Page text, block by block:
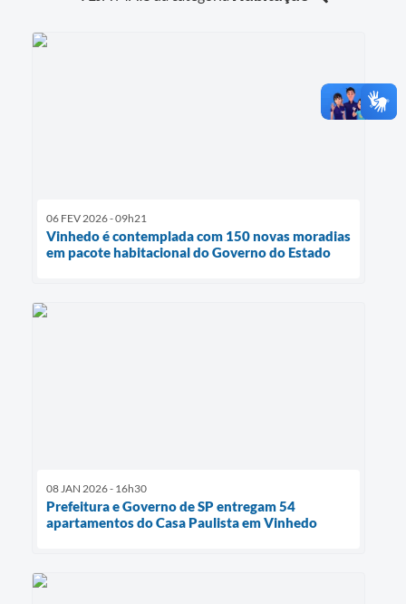
06 FEV 2026 - 09h21
Vinhedo é contemplada com 150 novas moradias
em pacote habitacional do Governo do Estado
08 JAN 2026 - 16h30
Prefeitura e Governo de SP entregam 54
apartamentos do Casa Paulista em Vinhedo